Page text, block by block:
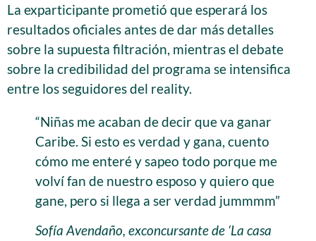
La exparticipante prometió que esperará los
resultados oficiales antes de dar más detalles
sobre la supuesta filtración, mientras el debate
sobre la credibilidad del programa se intensifica
entre los seguidores del reality.
“Niñas me acaban de decir que va ganar
Caribe. Si esto es verdad y gana, cuento
cómo me enteré y sapeo todo porque me
volví fan de nuestro esposo y quiero que
gane, pero si llega a ser verdad jummmm”
Sofía Avendaño, exconcursante de ‘La casa